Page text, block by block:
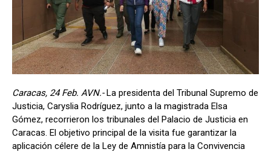
Caracas, 24 Feb. AVN.-La presidenta del Tribunal Supremo de
Justicia, Caryslia Rodríguez, junto a la magistrada Elsa
Gómez, recorrieron los tribunales del Palacio de Justicia en
Caracas. El objetivo principal de la visita fue garantizar la
aplicación célere de la Ley de Amnistía para la Convivencia